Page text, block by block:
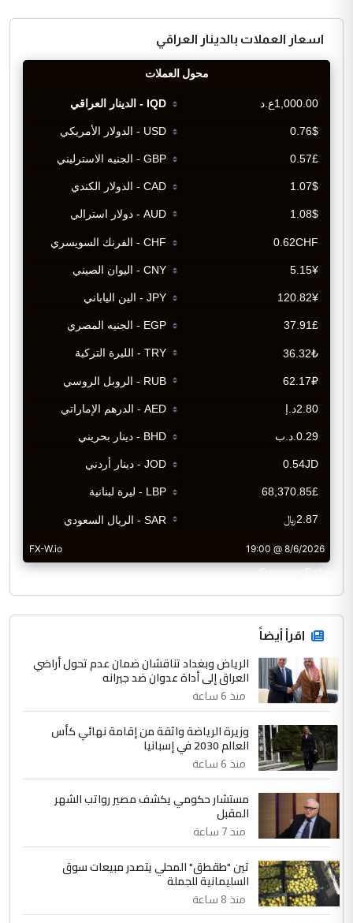
اسعار العملات بالدينار العراقي
CurrencyRate
اقرأ أيضاً
الرياض وبغداد تناقشان ضمان عدم تحول أراضي
العراق إلى أداة عدوان ضد جيرانه
منذ 6 ساعة
وزيرة الرياضة واثقة من إقامة نهائي كأس
العالم 2030 في إسبانيا
منذ 6 ساعة
مستشار حكومي يكشف مصير رواتب الشهر
المقبل
منذ 7 ساعة
تين "طقطق" المحلي يتصدر مبيعات سوق
السليمانية للجملة
منذ 8 ساعة